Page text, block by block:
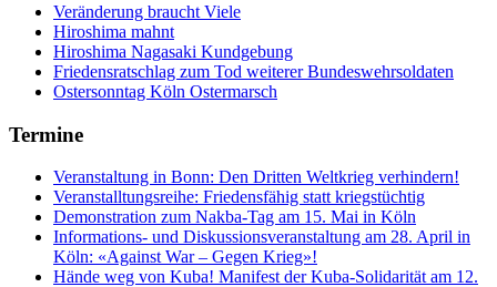
Veränderung braucht Viele
Hiroshima mahnt
Hiroshima Nagasaki Kundgebung
Friedensratschlag zum Tod weiterer Bundeswehrsoldaten
Ostersonntag Köln Ostermarsch
Termine
Veranstaltung in Bonn: Den Dritten Weltkrieg verhindern!
Veranstalltungsreihe: Friedensfähig statt kriegstüchtig
Demonstration zum Nakba-Tag am 15. Mai in Köln
Informations- und Diskussionsveranstaltung am 28. April in
Köln: «Against War – Gegen Krieg»!
Hände weg von Kuba! Manifest der Kuba-Solidarität am 12.